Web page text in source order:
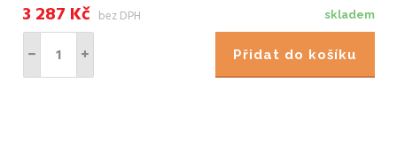
skladem
3 287 Kč bez DPH
Přidat do košíku